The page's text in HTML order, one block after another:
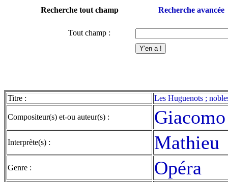
Recherche tout champ Recherche avancée
Tout champ :
Titre : Les Huguenots ;
Compositeur(s) et-ou auteur(s) :
Interprète(s) : Mathieu
Genre : Opéra